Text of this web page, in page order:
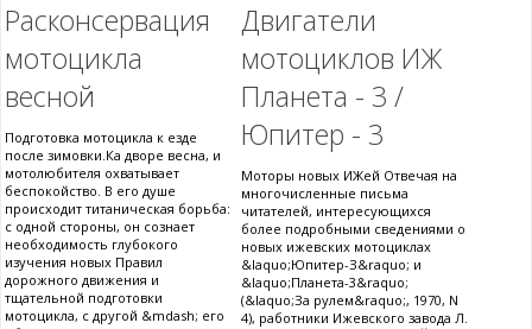
Расконсервация
мотоцикла
весной
Подготовка мотоцикла к езде
после зимовки.Ка дворе весна, и
мотолюбителя охватывает
беспокойство. В его душе
происходит титаническая борьба:
с одной стороны, он сознает
необходимость глубокого
изучения новых Правил
дорожного движения и
тщательной подготовки
мотоцикла, с другой &mdash; его
Двигатели
мотоциклов ИЖ
Планета - 3 /
Юпитер - 3
Моторы новых ИЖей Отвечая на
многочисленные письма
читателей, интересующихся
более подробными сведениями о
новых ижевских мотоциклах
&laquo;Юпитер-З&raquo; и
&laquo;Планета-3&raquo;
(&laquo;За рулем&raquo;, 1970, N
4), работники Ижевского завода Л.